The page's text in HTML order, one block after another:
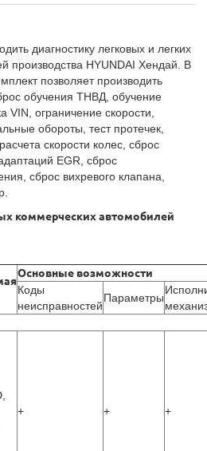
диагностику легковых и легких
производства HYUNDAI Хендай. В
позволяет производить
обучения ТНВД, обучение
VIN, ограничение скорости,
обороты, тест протечек,
скорости колес, сброс
EGR, сброс
сброс вихревого клапана,
коммерческих автомобилей
Основные возможности
Коды
неисправностей
Параметры
+ + +